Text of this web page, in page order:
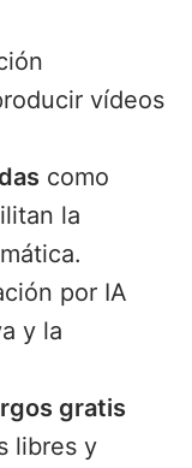
vídeos
como
la
por IA
y la
gratis
libres y